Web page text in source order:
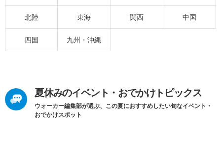
北陸 東海 関西 中国
四国 九州・沖縄
夏休みのイベント・おでかけトピックス
ウォーカー編集部が選ぶ、この夏におすすめしたい旬なイベント・
おでかけスポット